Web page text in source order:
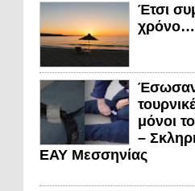
Έτσι
χρόνο…
Έσωσαν
μόνοι
–
ΕΑΥ Μεσσηνίας